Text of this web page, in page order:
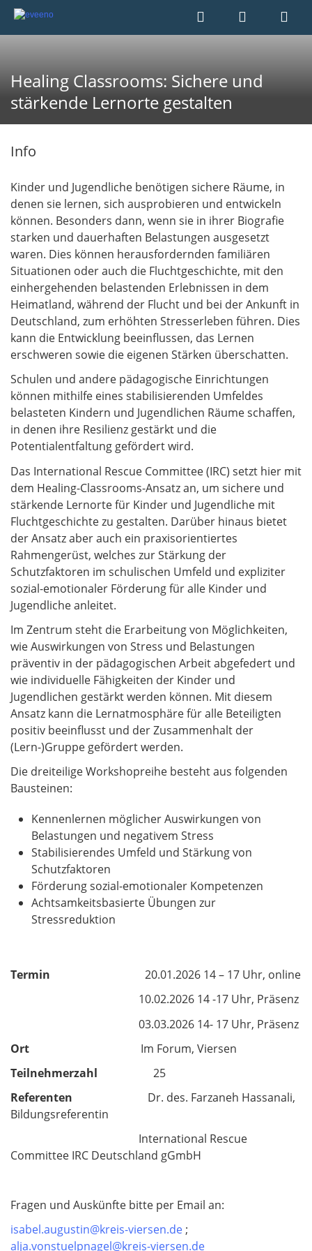
Healing Classrooms: Sichere und
stärkende Lernorte gestalten
Info
Kinder und Jugendliche benötigen sichere Räume, in
denen sie lernen, sich ausprobieren und entwickeln
können. Besonders dann, wenn sie in ihrer Biografie
starken und dauerhaften Belastungen ausgesetzt
waren. Dies können herausfordernden familiären
Situationen oder auch die Fluchtgeschichte, mit den
einhergehenden belastenden Erlebnissen in dem
Heimatland, während der Flucht und bei der Ankunft in
Deutschland, zum erhöhten Stresserleben führen. Dies
kann die Entwicklung beeinflussen, das Lernen
erschweren sowie die eigenen Stärken überschatten.
Schulen und andere pädagogische Einrichtungen
können mithilfe eines stabilisierenden Umfeldes
belasteten Kindern und Jugendlichen Räume schaffen,
in denen ihre Resilienz gestärkt und die
Potentialentfaltung gefördert wird.
Das International Rescue Committee (IRC) setzt hier mit
dem Healing-Classrooms-Ansatz an, um sichere und
stärkende Lernorte für Kinder und Jugendliche mit
Fluchtgeschichte zu gestalten. Darüber hinaus bietet
der Ansatz aber auch ein praxisorientiertes
Rahmengerüst, welches zur Stärkung der
Schutzfaktoren im schulischen Umfeld und expliziter
sozial-emotionaler Förderung für alle Kinder und
Jugendliche anleitet.
Im Zentrum steht die Erarbeitung von Möglichkeiten,
wie Auswirkungen von Stress und Belastungen
präventiv in der pädagogischen Arbeit abgefedert und
wie individuelle Fähigkeiten der Kinder und
Jugendlichen gestärkt werden können. Mit diesem
Ansatz kann die Lernatmosphäre für alle Beteiligten
positiv beeinflusst und der Zusammenhalt der
(Lern-)Gruppe gefördert werden.
Die dreiteilige Workshopreihe besteht aus folgenden
Bausteinen:
Kennenlernen möglicher Auswirkungen von
Belastungen und negativem Stress
Stabilisierendes Umfeld und Stärkung von
Schutzfaktoren
Förderung sozial-emotionaler Kompetenzen
Achtsamkeitsbasierte Übungen zur
Stressreduktion
Termin 20.01.2026 14 – 17 Uhr, online
10.02.2026 14 -17 Uhr, Präsenz
03.03.2026 14- 17 Uhr, Präsenz
Ort Im Forum, Viersen
Teilnehmerzahl 25
Referenten Dr. des. Farzaneh Hassanali,
Bildungsreferentin
International Rescue
Committee IRC Deutschland gGmbH
Fragen und Auskünfte bitte per Email an:
isabel.augustin@kreis-viersen.de ;
alja.vonstuelpnagel@kreis-viersen.de